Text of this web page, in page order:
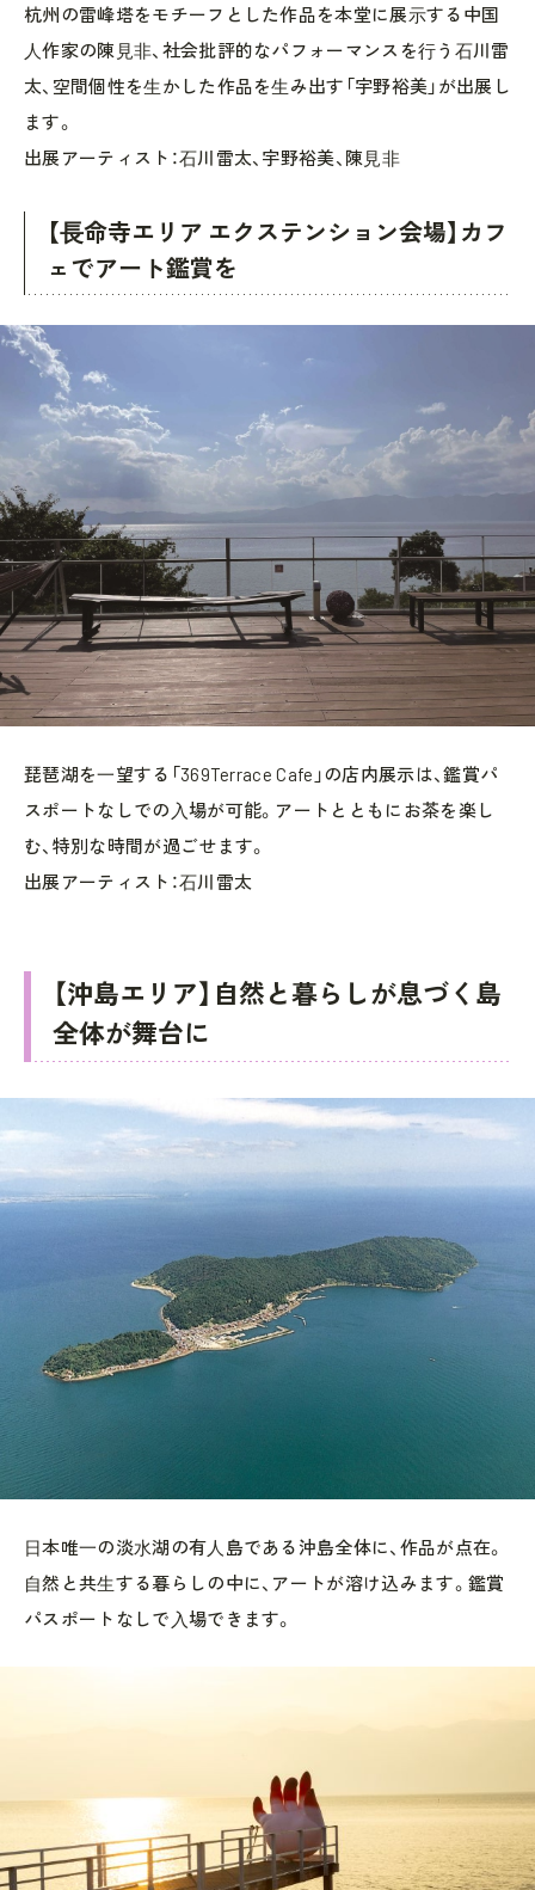
杭州の雷峰塔をモチーフとした作品を本堂に展⽰する中国
⼈作家の陳⾒⾮、社会批評的なパフォーマンスを⾏う⽯川雷
太、空間個性を⽣かした作品を⽣み出す「宇野裕美」が出展し
ます。
出展アーティスト：⽯川雷太、宇野裕美、陳⾒⾮
【⻑命寺エリア エクステンション会場】カフ
ェでアート鑑賞を
琵琶湖を⼀望する「369Terrace Cafe」の店内展示は、鑑賞パ
スポートなしでの⼊場が可能。アートとともにお茶を楽し
む、特別な時間が過ごせます。
出展アーティスト：⽯川雷太
【沖島エリア】自然と暮らしが息づく島
全体が舞台に
⽇本唯⼀の淡⽔湖の有⼈島である沖島全体に、作品が点在。
⾃然と共⽣する暮らしの中に、アートが溶け込みます。鑑賞
パスポートなしで⼊場できます。